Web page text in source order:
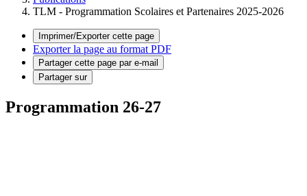
TLM - Programmation Scolaires et Partenaires 2025-2026
Imprimer/Exporter cette page
Exporter la page au format PDF
Partager cette page par e-mail
Partager sur
Programmation 26-27